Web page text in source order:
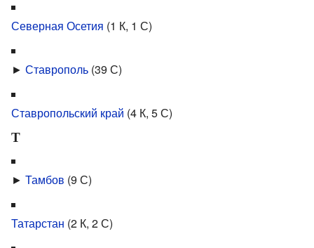
Северная Осетия (1 К, 1 С)
► Ставрополь (39 С)
Ставропольский край (4 К, 5 С)
Т
► Тамбов (9 С)
Татарстан (2 К, 2 С)